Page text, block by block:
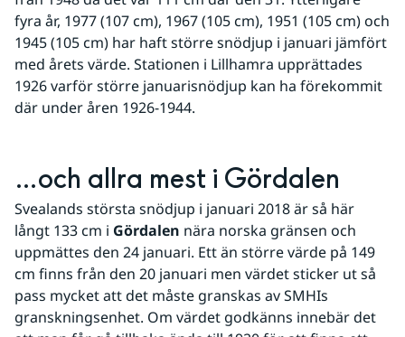
fyra år, 1977 (107 cm), 1967 (105 cm), 1951 (105 cm) och
1945 (105 cm) har haft större snödjup i januari jämfört
med årets värde. Stationen i Lillhamra upprättades
1926 varför större januarisnödjup kan ha förekommit
där under åren 1926-1944.
…och allra mest i Gördalen
Svealands största snödjup i januari 2018 är så här
långt 133 cm i Gördalen nära norska gränsen och
uppmättes den 24 januari. Ett än större värde på 149
cm finns från den 20 januari men värdet sticker ut så
pass mycket att det måste granskas av SMHIs
granskningsenhet. Om värdet godkänns innebär det